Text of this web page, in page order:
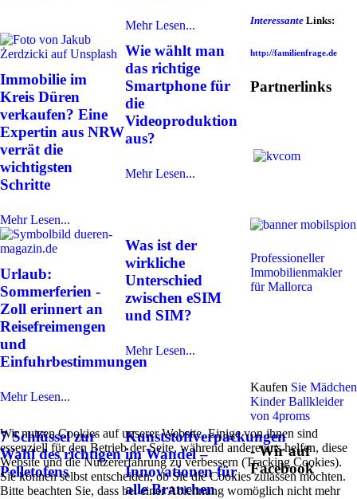
Mehr Lesen...
Immobilie im
Kreis Düren
verkaufen? Eine
Expertin aus NRW
verrät die
wichtigsten
Schritte
Mehr Lesen...
Wie wählt man
das richtige
Smartphone für
die
Videoproduktion
aus?
Mehr Lesen...
Urlaub:
Sommerferien -
Zoll erinnert an
Reisefreimengen
und
Einfuhrbestimmungen
Mehr Lesen...
Was ist der
wirkliche
Unterschied
zwischen eSIM
und SIM?
Mehr Lesen...
7 Schlüssel zur
Wahl des richtigen
Pelletofens
Kunststoffverpackungen
im Wandel –
Innovationen für
alle Branchen
InteressanteLinks:
http://familienfrage.de
Partnerlinks
Professioneller
Immobilienmakler
für Mallorca
Kaufen Sie Mädchen
Kinder Ballkleider
von 4proms
- Wir auf
Facebook
Wir nutzen Cookies auf unserer Website. Einige von ihnen sind
essenziell für den Betrieb der Seite, während andere uns helfen, diese
Website und die Nutzererfahrung zu verbessern (Tracking Cookies).
Sie können selbst entscheiden, ob Sie die Cookies zulassen möchten.
Bitte beachten Sie, dass bei einer Ablehnung womöglich nicht mehr